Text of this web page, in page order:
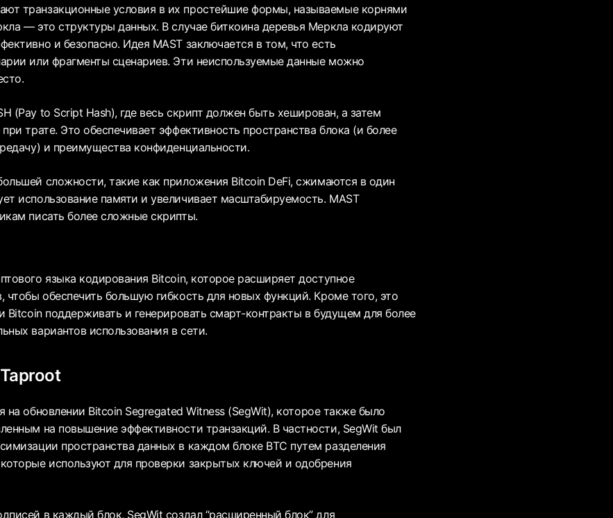
транзакционные условия в их простейшие формы, называемые корнями
— это структуры данных. В случае биткоина деревья Меркла кодируют
и безопасно. Идея MAST заключается в том, что есть
или фрагменты сценариев. Эти неиспользуемые данные можно
(Pay to Script Hash), где весь скрипт должен быть хеширован, а затем
трате. Это обеспечивает эффективность пространства блока (и более
и преимущества конфиденциальности.
сложности, такие как приложения Bitcoin DeFi, сжимаются в один
использование памяти и увеличивает масштабируемость. MAST
писать более сложные скрипты.
языка кодирования Bitcoin, которое расширяет доступное
чтобы обеспечить большую гибкость для новых функций. Кроме того, это
Bitcoin поддерживать и генерировать смарт-контракты в будущем для более
вариантов использования в сети.
на обновлении Bitcoin Segregated Witness (SegWit), которое также было
на повышение эффективности транзакций. В частности, SegWit был
пространства данных в каждом блоке BTC путем разделения
используют для проверки закрытых ключей и одобрения
в каждый блок, SegWit создал “расширенный блок” для